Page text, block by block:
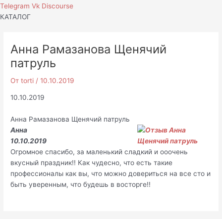
Telegram Vk Discourse
КАТАЛОГ
Анна Рамазанова Щенячий
патруль
Отtorti /10.10.2019
10.10.2019
Анна Рамазанова Щенячий патруль
Анна
10.10.2019
Огромное спасибо, за маленький сладкий и ооочень
вкусный праздник!! Как чудесно, что есть такие
профессионалы как вы, что можно довериться на все сто и
быть уверенным, что будешь в восторге!!